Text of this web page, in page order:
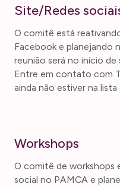
Site/Redes
O comitê está
Facebook e planejando
reunião será no início
Entre em contato com
ainda não estiver na lista
Workshops
O comitê de workshops
social no PAMCA e